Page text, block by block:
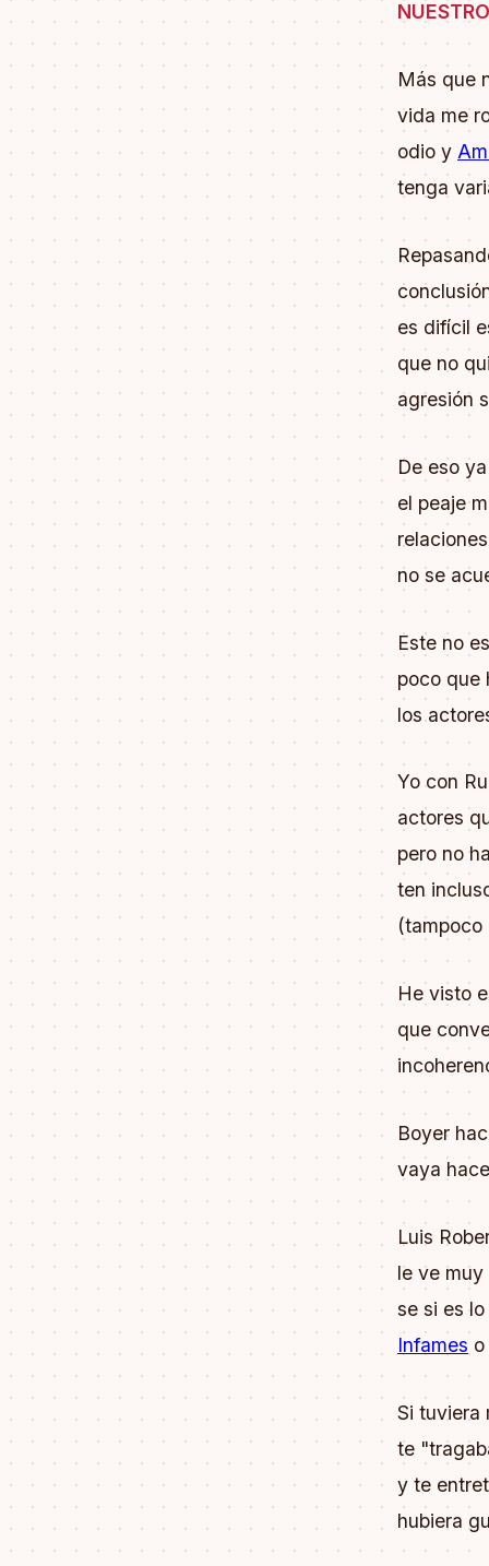
Más que
vida me
odio y
tenga
es difícil
que no
agresión
De eso
el peaje
no se
Este no
poco que
los
Yo con
actores
pero no
ten
(tampoco
He visto
que
Boyer
vaya
Luis
le ve
se si es
Infames
Si tuviera
te
y te
hubiera